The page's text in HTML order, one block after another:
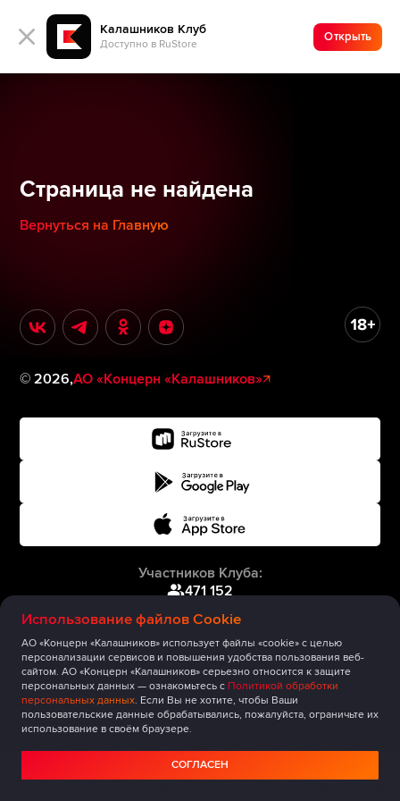
Калашников Клуб
Доступно в RuStore
Открыть
Использование файлов Cookie
АО «Концерн «Калашников» использует файлы «cookie» с целью
персонализации сервисов и повышения удобства пользования веб-
сайтом. АО «Концерн «Калашников» серьезно относится к защите
персональных данных — ознакомьтесь с Политикой обработки
персональных данных. Если Вы не хотите, чтобы Ваши
пользовательские данные обрабатывались, пожалуйста, ограничьте их
использование в своём браузере.
СОГЛАСЕН
Страница не найдена
Вернуться на Главную
©2026,АО «Концерн «Калашников»
Участников Клуба:
471 152